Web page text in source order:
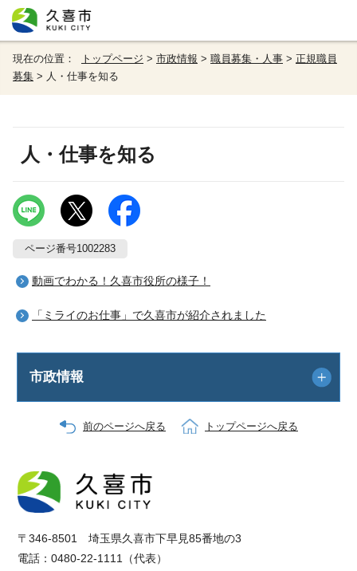
現在の位置： トップページ > 市政情報 > 職員募集・人事 > 正規職員
募集 > 人・仕事を知る
人・仕事を知る
ページ番号1002283
動画でわかる！久喜市役所の様子！
「ミライのお仕事」で久喜市が紹介されました
市政情報
前のページへ戻る トップページへ戻る
〒346-8501 埼玉県久喜市下早見85番地の3
電話：0480-22-1111（代表）